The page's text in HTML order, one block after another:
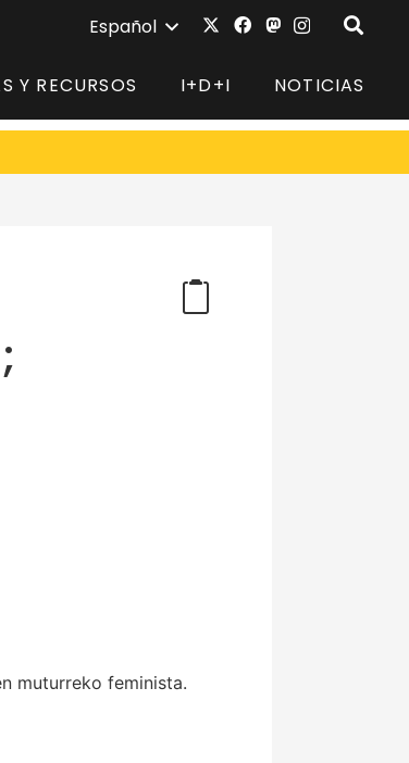
Español
Y RECURSOS I+D+I NOTICIAS
;
muturreko feminista.